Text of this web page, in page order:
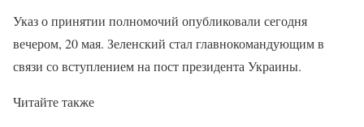
Указ о принятии полномочий опубликовали сегодня
вечером, 20 мая. Зеленский стал главнокомандующим в
связи со вступлением на пост президента Украины.
Читайте также